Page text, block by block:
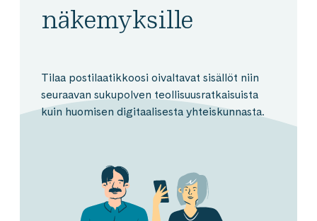
näkemyksille
Tilaa postilaatikkoosi oivaltavat sisällöt niin
seuraavan sukupolven teollisuusratkaisuista
kuin huomisen digitaalisesta yhteiskunnasta.